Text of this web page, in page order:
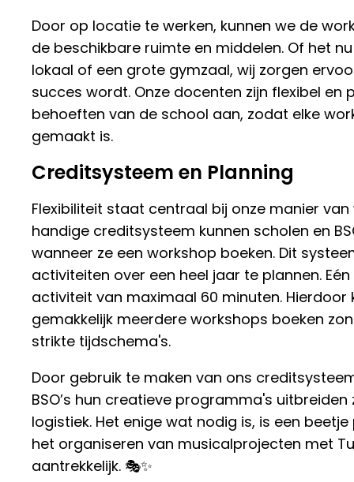
Door op locatie te werken, kunnen we de
de beschikbare ruimte en middelen. Of het
lokaal of een grote gymzaal, wij zorgen
succes wordt. Onze docenten zijn flexibel en
behoeften van de school aan, zodat elke
gemaakt is.
Creditsysteem en Planning
Flexibiliteit staat centraal bij onze manier van
handige creditsysteem kunnen scholen en
wanneer ze een workshop boeken. Dit
activiteiten over een heel jaar te plannen.
activiteit van maximaal 60 minuten. Hierdoor
gemakkelijk meerdere workshops boeken
strikte tijdschema's.
Door gebruik te maken van ons
BSO’s hun creatieve programma's
logistiek. Het enige wat nodig is, is een
het organiseren van musicalprojecten met
aantrekkelijk. 🎭✨